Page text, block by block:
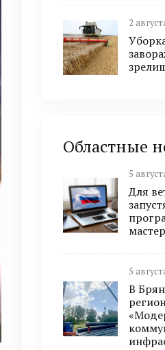
2
Областные
5
Для
5
В